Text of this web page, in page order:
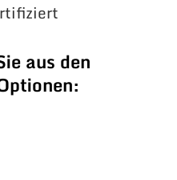
aus den